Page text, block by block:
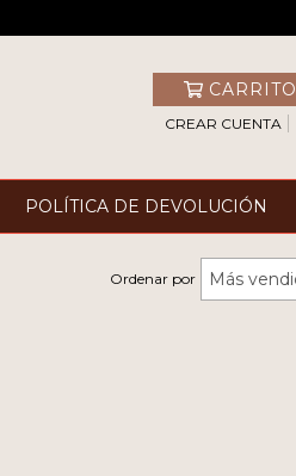
CARRITO
CREAR CUENTA
POLÍTICA DE DEVOLUCIÓN
Ordenar por